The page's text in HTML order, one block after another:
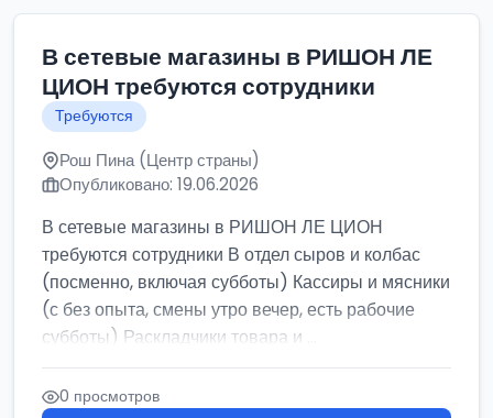
В сетевые магазины в РИШОН ЛЕ
ЦИОН требуются сотрудники
Требуются
Рош Пина (Центр страны)
Опубликовано: 19.06.2026
В сетевые магазины в РИШОН ЛЕ ЦИОН
требуются сотрудники В отдел сыров и колбас
(посменно, включая субботы) Кассиры и мясники
(с без опыта, смены утро вечер, есть рабочие
субботы) Раскладчики товара и ...
0 просмотров